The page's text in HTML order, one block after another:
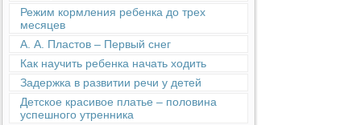
Режим кормления ребенка до трех
месяцев
А. А. Пластов – Первый снег
Как научить ребенка начать ходить
Задержка в развитии речи у детей
Детское красивое платье – половина
успешного утренника